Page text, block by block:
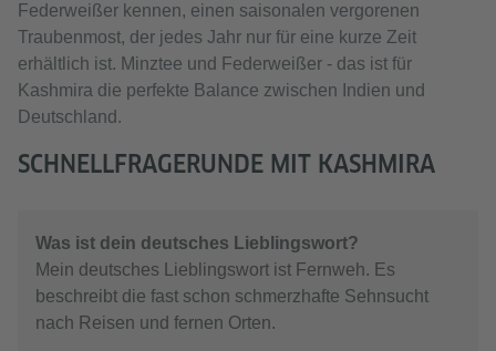
Federweißer kennen, einen saisonalen vergorenen
Traubenmost, der jedes Jahr nur für eine kurze Zeit
erhältlich ist. Minztee und Federweißer - das ist für
Kashmira die perfekte Balance zwischen Indien und
Deutschland.
SCHNELLFRAGERUNDE MIT KASHMIRA
Was ist dein deutsches Lieblingswort?
Mein deutsches Lieblingswort ist Fernweh. Es
beschreibt die fast schon schmerzhafte Sehnsucht
nach Reisen und fernen Orten.